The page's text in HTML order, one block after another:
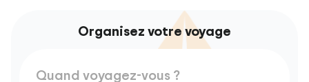
Organisez votre voyage
Quand voyagez-vous ?